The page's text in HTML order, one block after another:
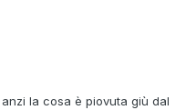
la cosa è piovuta giù dal